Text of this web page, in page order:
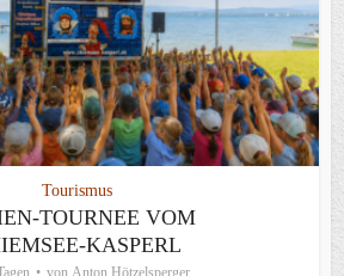
Tourismus
TOURNEE VOM
KASPERL